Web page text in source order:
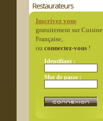
Restaurateurs
Inscrivez vous
gratuitement sur Cuisine
Française,
ou connectez-vous!
Identifiant :
Mot de passe :